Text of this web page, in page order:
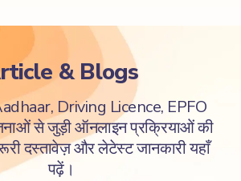
& Blogs
Driving Licence, EPFO
से जुड़ी ऑनलाइन प्रक्रियाओं की
दस्तावेज़ और लेटेस्ट जानकारी यहाँ
पढ़ें।